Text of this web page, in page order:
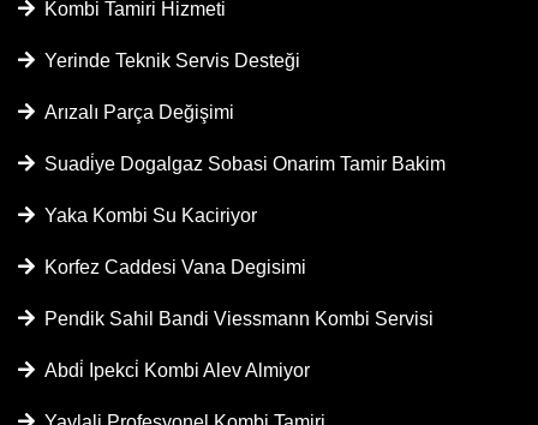
Kombi Tamiri Hizmeti
Yerinde Teknik Servis Desteği
Arızalı Parça Değişimi
Suadi̇ye Dogalgaz Sobasi Onarim Tamir Bakim
Yaka Kombi Su Kaciriyor
Korfez Caddesi Vana Degisimi
Pendik Sahil Bandi Viessmann Kombi Servisi
Abdi̇ Ipekci̇ Kombi Alev Almiyor